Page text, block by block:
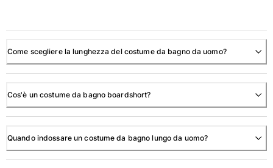
Calzini
Vedi tutti i Calzini
Vedi tutti i Portachiavi
Come scegliere la lunghezza del costume da bagno da uomo?
Cos'è un costume da bagno boardshort?
Quando indossare un costume da bagno lungo da uomo?